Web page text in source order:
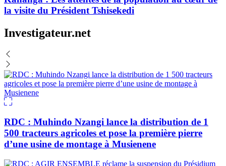
la visite du Président Tshisekedi
Investigateur.net
RDC : Muhindo Nzangi lance la distribution de 1
500 tracteurs agricoles et pose la première pierre
d’une usine de montage à Musienene